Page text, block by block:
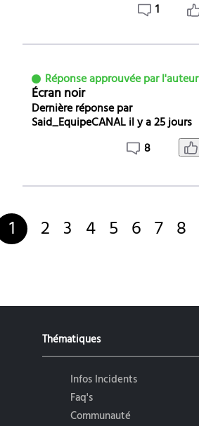
1
Réponse approuvée par l'auteur
Écran noir
Dernière réponse par
Said_EquipeCANAL il y a 25 jours
8
1 2 3 4 5 6 7 8
Thématiques
Infos Incidents
Faq's
Communauté